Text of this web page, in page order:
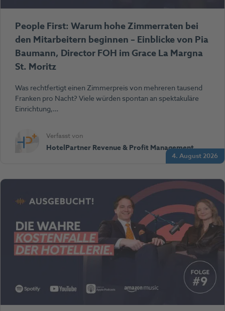
4. August 2026
People First: Warum hohe Zimmerraten bei
den Mitarbeitern beginnen – Einblicke von Pia
Baumann, Director FOH im Grace La Margna
St. Moritz
Was rechtfertigt einen Zimmerpreis von mehreren tausend
Franken pro Nacht? Viele würden spontan an spektakuläre
Einrichtung,…
Verfasst von
HotelPartner Revenue & Profit Management